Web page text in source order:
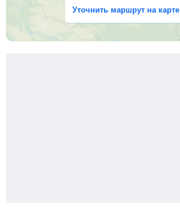
Уточнить маршрут на карте